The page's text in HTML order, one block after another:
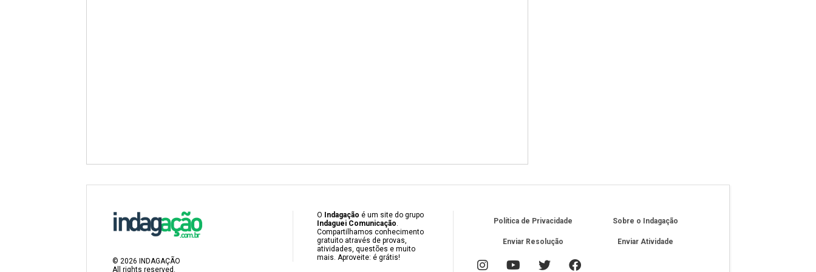
© 2026 INDAGAÇÃO
All rights reserved.
O Indagação é um site do grupo
Indaguei Comunicação.
Compartilhamos conhecimento
gratuito através de provas,
atividades, questões e muito
mais. Aproveite: é grátis!
Política de Privacidade Sobre o Indagação
Enviar Resolução Enviar Atividade